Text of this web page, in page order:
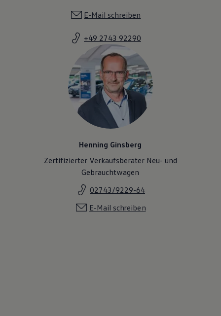
E-Mail schreiben
+49 2743 92290
Henning Ginsberg
Zertifizierter Verkaufsberater Neu- und
Gebrauchtwagen
02743/9229-64
E-Mail schreiben